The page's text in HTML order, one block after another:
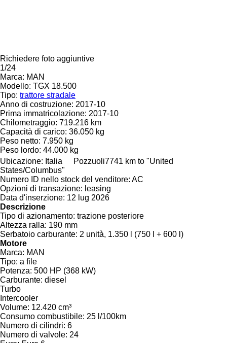
Richiedere foto aggiuntive
1/24
Marca: MAN
Modello: TGX 18.500
Tipo: trattore stradale
Anno di costruzione: 2017-10
Prima immatricolazione: 2017-10
Chilometraggio: 719.216 km
Capacità di carico: 36.050 kg
Peso netto: 7.950 kg
Peso lordo: 44.000 kg
Ubicazione: Italia Pozzuoli7741 km to "United
States/Columbus"
Numero ID nello stock del venditore: AC
Opzioni di transazione: leasing
Data d'inserzione: 12 lug 2026
Descrizione
Tipo di azionamento: trazione posteriore
Altezza ralla: 190 mm
Serbatoio carburante: 2 unità, 1.350 l (750 l + 600 l)
Motore
Marca: MAN
Tipo: a file
Potenza: 500 HP (368 kW)
Carburante: diesel
Turbo
Intercooler
Volume: 12.420 cm³
Consumo combustibile: 25 l/100km
Numero di cilindri: 6
Numero di valvole: 24